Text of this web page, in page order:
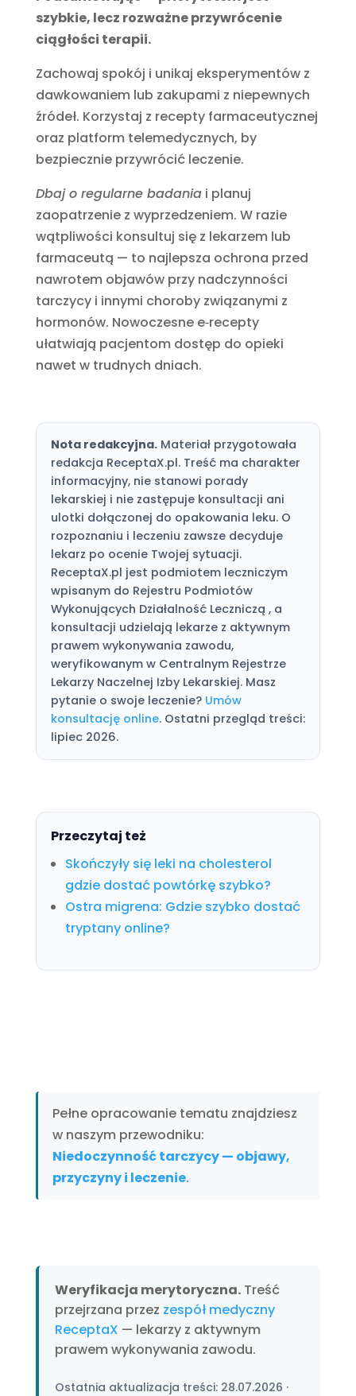
szybkie, lecz rozważne przywrócenie
ciągłości terapii.
Zachowaj spokój i unikaj eksperymentów z
dawkowaniem lub zakupami z niepewnych
źródeł. Korzystaj z recepty farmaceutycznej
oraz platform telemedycznych, by
bezpiecznie przywrócić leczenie.
Dbaj o regularne badaniai planuj
zaopatrzenie z wyprzedzeniem. W razie
wątpliwości konsultuj się z lekarzem lub
farmaceutą — to najlepsza ochrona przed
nawrotem objawów przy nadczynności
tarczycy i innymi choroby związanymi z
hormonów. Nowoczesne e‑recepty
ułatwiają pacjentom dostęp do opieki
nawet w trudnych dniach.
Nota redakcyjna.Materiał przygotowała
redakcja ReceptaX.pl. Treść ma charakter
informacyjny, nie stanowi porady
lekarskiej i nie zastępuje konsultacji ani
ulotki dołączonej do opakowania leku. O
rozpoznaniu i leczeniu zawsze decyduje
lekarz po ocenie Twojej sytuacji.
ReceptaX.pl jest podmiotem leczniczym
wpisanym do Rejestru Podmiotów
Wykonujących Działalność Leczniczą , a
konsultacji udzielają lekarze z aktywnym
prawem wykonywania zawodu,
weryfikowanym w Centralnym Rejestrze
Lekarzy Naczelnej Izby Lekarskiej. Masz
pytanie o swoje leczenie? Umów
konsultację online. Ostatni przegląd treści:
lipiec 2026.
Przeczytaj też
Skończyły się leki na cholesterol
gdzie dostać powtórkę szybko?
Ostra migrena: Gdzie szybko dostać
tryptany online?
Pełne opracowanie tematu znajdziesz
w naszym przewodniku:
Niedoczynność tarczycy — objawy,
przyczyny i leczenie.
Weryfikacja merytoryczna.Treść
przejrzana przez zespół medyczny
ReceptaX — lekarzy z aktywnym
prawem wykonywania zawodu.
Ostatnia aktualizacja treści: 28.07.2026 ·